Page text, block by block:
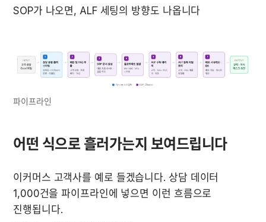
SOP가 나오면, ALF 세팅의 방향도 나옵니다
파이프라인
어떤 식으로 흘러가는지 보여드립니다
이커머스 고객사를 예로 들겠습니다. 상담 데이터
1,000건을 파이프라인에 넣으면 이런 흐름으로
진행됩니다.